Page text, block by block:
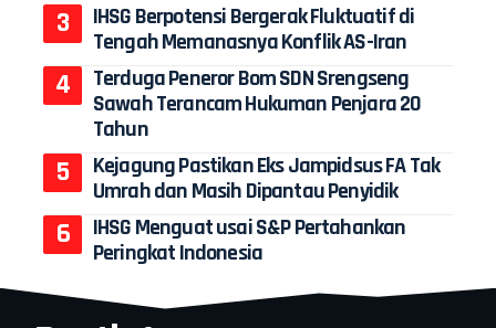
IHSG Berpotensi Bergerak Fluktuatif di
Tengah Memanasnya Konflik AS-Iran
Terduga Peneror Bom SDN Srengseng
Sawah Terancam Hukuman Penjara 20
Tahun
Kejagung Pastikan Eks Jampidsus FA Tak
Umrah dan Masih Dipantau Penyidik
IHSG Menguat usai S&P Pertahankan
Peringkat Indonesia